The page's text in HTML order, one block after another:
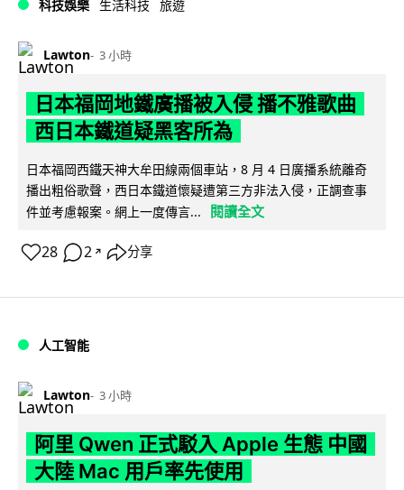
科技娛樂 生活科技 旅遊
Lawton 3 小時
日本福岡地鐵廣播被入侵 播不雅歌曲
西日本鐵道疑黑客所為
日本福岡西鐵天神大牟田線兩個車站，8 月 4 日廣播系統離奇
播出粗俗歌聲，西日本鐵道懷疑遭第三方非法入侵，正調查事
件並考慮報案。網上一度傳言...
閱讀全文
28 2 ↗ 分享
人工智能
Lawton 3 小時
阿里 Qwen 正式駁入 Apple 生態 中國
大陸 Mac 用戶率先使用